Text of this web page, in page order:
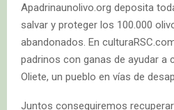
Apadrinaunolivo.org deposita
salvar y proteger los 100.000
abandonados. En
padrinos con ganas de ayudar a
Oliete, un pueblo en vías de
Juntos conseguiremos